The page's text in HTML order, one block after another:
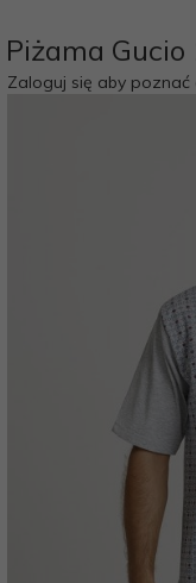
Piżama
Zaloguj się aby poznać